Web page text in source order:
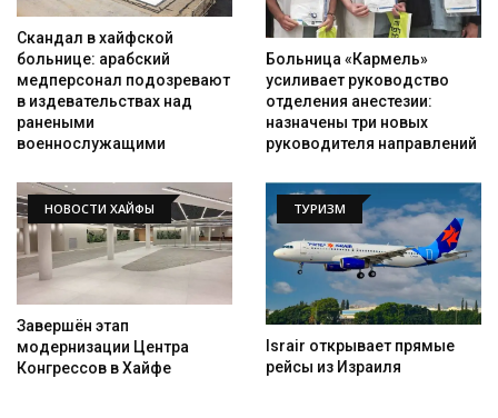
Скандал в хайфской
больнице: арабский
медперсонал подозревают
в издевательствах над
ранеными
военнослужащими
Больница «Кармель»
усиливает руководство
отделения анестезии:
назначены три новых
руководителя направлений
НОВОСТИ ХАЙФЫ
Завершён этап
модернизации Центра
Конгрессов в Хайфе
ТУРИЗМ
Israir открывает прямые
рейсы из Израиля